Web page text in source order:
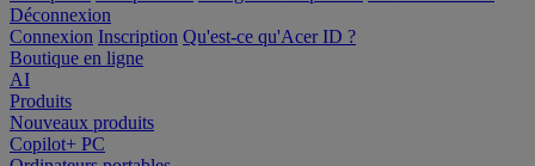
Déconnexion
Connexion Inscription Qu'est-ce qu'Acer ID ?
Boutique en ligne
AI
Produits
Nouveaux produits
Copilot+ PC